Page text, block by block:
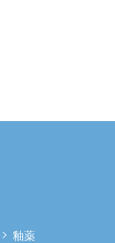
釉薬